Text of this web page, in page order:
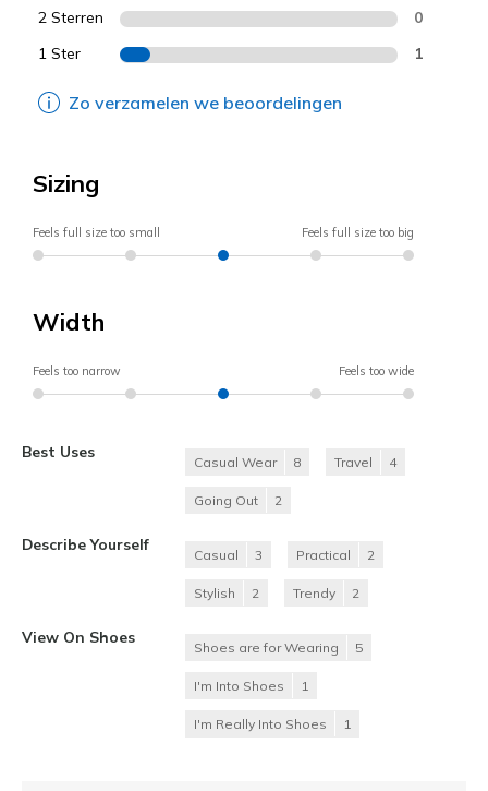
2 Sterren 0
1 Ster 1
Zo verzamelen we beoordelingen
Sizing
Feels full size too small Feels full size too big
Width
Feels too narrow Feels too wide
Best Uses
Casual Wear 8 Travel 4
Going Out 2
Describe Yourself
Casual 3 Practical 2
Stylish 2 Trendy 2
View On Shoes
Shoes are for Wearing 5
I'm Into Shoes 1
I'm Really Into Shoes 1